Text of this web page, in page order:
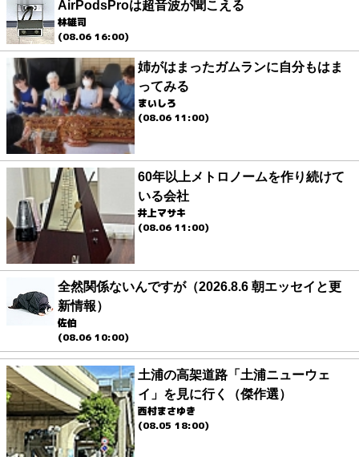
AirPodsProは超音波が聞こえる
林雄司
(08.06 16:00)
姉がはまったガムランに自分もはま
ってみる
まいしろ
(08.06 11:00)
60年以上メトロノームを作り続けて
いる会社
井上マサキ
(08.06 11:00)
全然関係ないんですが（2026.8.6 朝エッセイと更
新情報）
佐伯
(08.06 10:00)
土浦の高架道路「土浦ニューウェ
イ」を見に行く（傑作選）
西村まさゆき
(08.05 18:00)